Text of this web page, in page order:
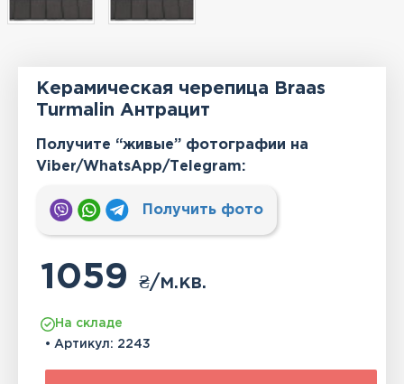
Керамическая черепица Braas
Turmalin Антрацит
Получите “живые” фотографии на
Viber/WhatsApp/Тelegram:
Получить фото
1059₴/м.кв.
На складе
• Артикул: 2243